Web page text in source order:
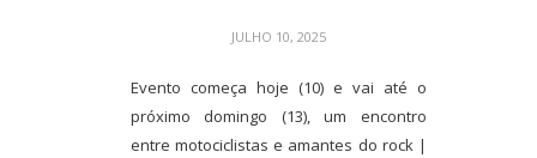
JULHO 10, 2025
Evento começa hoje (10) e vai até o
próximo domingo (13), um encontro
entre motociclistas e amantes do rock |